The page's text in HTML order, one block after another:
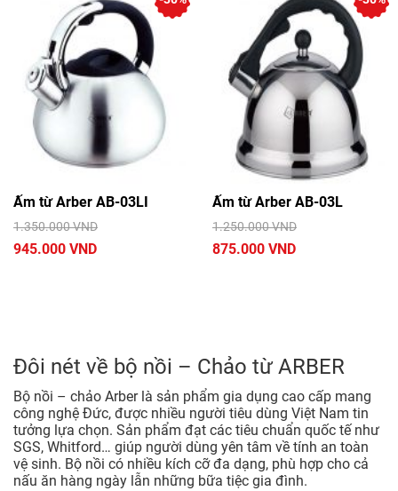
Ấm từ Arber AB-03LI
1.350.000 VND
945.000 VND
Ấm từ Arber AB-03L
1.250.000 VND
875.000 VND
Đôi nét về bộ nồi – Chảo từ ARBER
Bộ nồi – chảo Arber là sản phẩm gia dụng cao cấp mang
công nghệ Đức, được nhiều người tiêu dùng Việt Nam tin
tưởng lựa chọn. Sản phẩm đạt các tiêu chuẩn quốc tế như
SGS, Whitford… giúp người dùng yên tâm về tính an toàn
vệ sinh. Bộ nồi có nhiều kích cỡ đa dạng, phù hợp cho cả
nấu ăn hàng ngày lẫn những bữa tiệc gia đình.